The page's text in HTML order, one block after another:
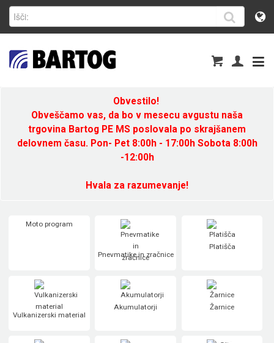
Obvestilo!
Obveščamo vas, da bo v mesecu avgustu naša
trgovina Bartog PE MS poslovala po skrajšanem
delovnem času. Pon- Pet 8:00h - 17:00h Sobota 8:00h
-12:00h
Hvala za razumevanje!
Moto program
Pnevmatike in zračnice
Platišča
Vulkanizerski material
Akumulatorji Žarnice